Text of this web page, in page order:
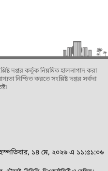
দপ্তর কর্তৃক নিয়মিত হালনাগাদ করা
নিশ্চিত করতে সংশ্লিষ্ট দপ্তর সর্বদা
১৪ মে, ২০২৬ এ ১১:৫১:০৬